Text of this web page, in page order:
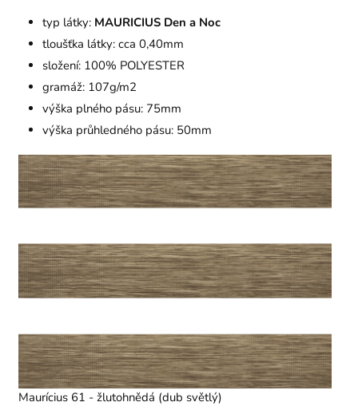
typ látky: MAURICIUS Den a Noc
tloušťka látky: cca 0,40mm
složení: 100% POLYESTER
gramáž: 107g/m2
výška plného pásu: 75mm
výška průhledného pásu: 50mm
Maurícius 61 - žlutohnědá (dub světlý)